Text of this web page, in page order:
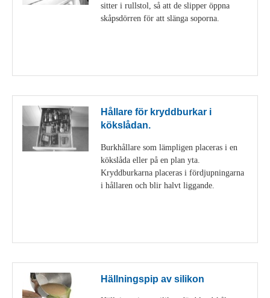
sitter i rullstol, så att de slipper öppna
skåpsdörren för att slänga soporna.
Hållare för kryddburkar i
kökslådan.
Burkhållare som lämpligen placeras i en
kökslåda eller på en plan yta.
Kryddburkarna placeras i fördjupningarna
i hållaren och blir halvt liggande.
Hällningspip av silikon